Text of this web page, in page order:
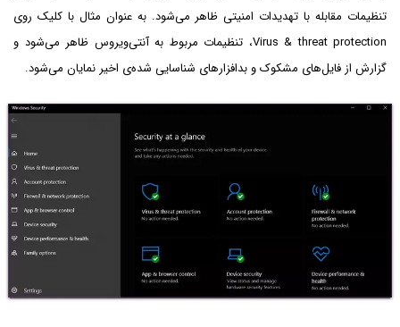
تنظیمات مقابله با تهدیدات امنیتی ظاهر می‌شود. به عنوان مثال با کلیک روی
Virus & threat protection، تنظیمات مربوط به آنتی‌ویروس ظاهر می‌شود و
گزارش از فایل‌های مشکوک و بدافزارهای شناسایی شده‌ی اخیر نمایان می‌شود.